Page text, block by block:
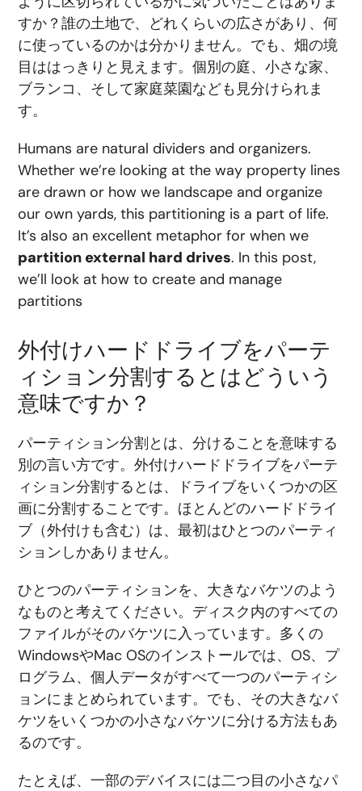
すか？誰の土地で、どれくらいの広さがあり、何
に使っているのかは分かりません。でも、畑の境
目ははっきりと見えます。個別の庭、小さな家、
ブランコ、そして家庭菜園なども見分けられま
す。
Humans are natural dividers and organizers.
Whether we’re looking at the way property lines
are drawn or how we landscape and organize
our own yards, this partitioning is a part of life.
It’s also an excellent metaphor for when we
partition external hard drives. In this post,
we’ll look at how to create and manage
partitions
外付けハードドライブをパーテ
ィション分割するとはどういう
意味ですか？
パーティション分割とは、分けることを意味する
別の言い方です。外付けハードドライブをパーテ
ィション分割するとは、ドライブをいくつかの区
画に分割することです。ほとんどのハードドライ
ブ（外付けも含む）は、最初はひとつのパーティ
ションしかありません。
ひとつのパーティションを、大きなバケツのよう
なものと考えてください。ディスク内のすべての
ファイルがそのバケツに入っています。多くの
WindowsやMac OSのインストールでは、OS、プ
ログラム、個人データがすべて一つのパーティシ
ョンにまとめられています。でも、その大きなバ
ケツをいくつかの小さなバケツに分ける方法もあ
るのです。
たとえば、一部のデバイスには二つ目の小さなパ